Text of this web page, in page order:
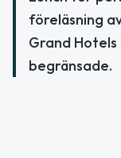
föreläsning
Grand
begränsade.